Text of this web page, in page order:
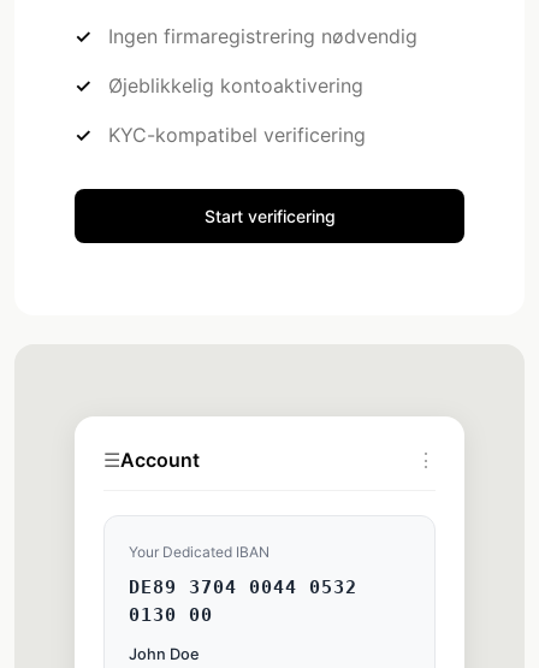
Ingen firmaregistrering nødvendig
Øjeblikkelig kontoaktivering
KYC-kompatibel verificering
Start verificering
☰Account ⋮
Your Dedicated IBAN
DE89 3704 0044 0532
0130 00
John Doe